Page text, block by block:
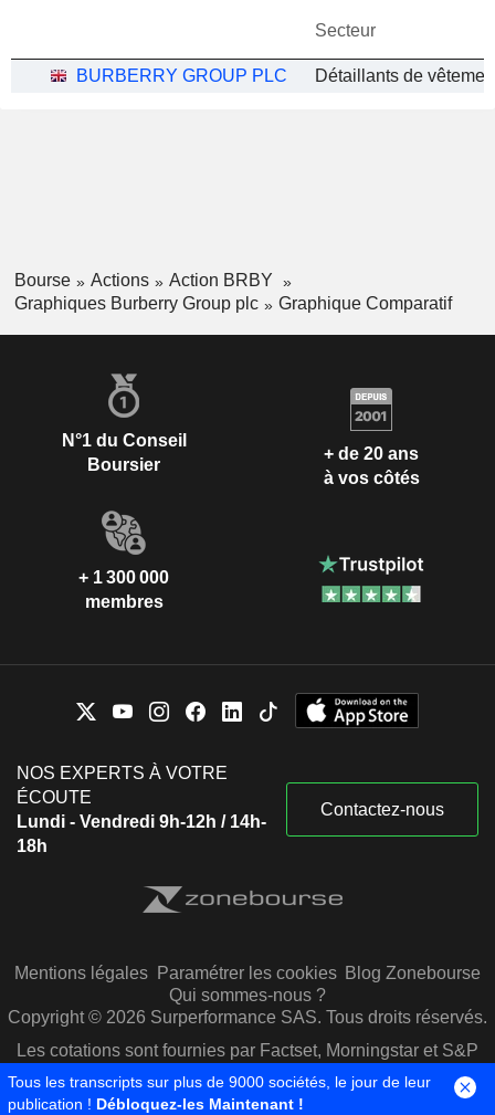
Secteur
BURBERRY GROUP PLC
Bourse Actions
Action BRBY
Graphiques Burberry Group plc
Graphique Comparatif
N°1 du Conseil
Boursier
+ de 20 ans
à vos côtés
+ 1 300 000
membres
NOS EXPERTS À VOTRE
ÉCOUTE
Lundi - Vendredi 9h-12h / 14h-
18h
Contactez-nous
Mentions légales Paramétrer les cookies Blog Zonebourse
Qui sommes-nous ?
Copyright © 2026 Surperformance SAS. Tous droits réservés.
Les cotations sont fournies par Factset, Morningstar et S&P
Capital IQ
Tous les transcripts sur plus de 9000 sociétés, le jour de leur
publication ! Débloquez-les Maintenant !